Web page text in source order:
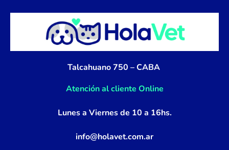
e
b
o
o
k
-
f
t
g
r
a
m
Talcahuano 750 – CABA
Atención al cliente Online
Lunes a Viernes de 10 a 16hs.
info@holavet.com.ar